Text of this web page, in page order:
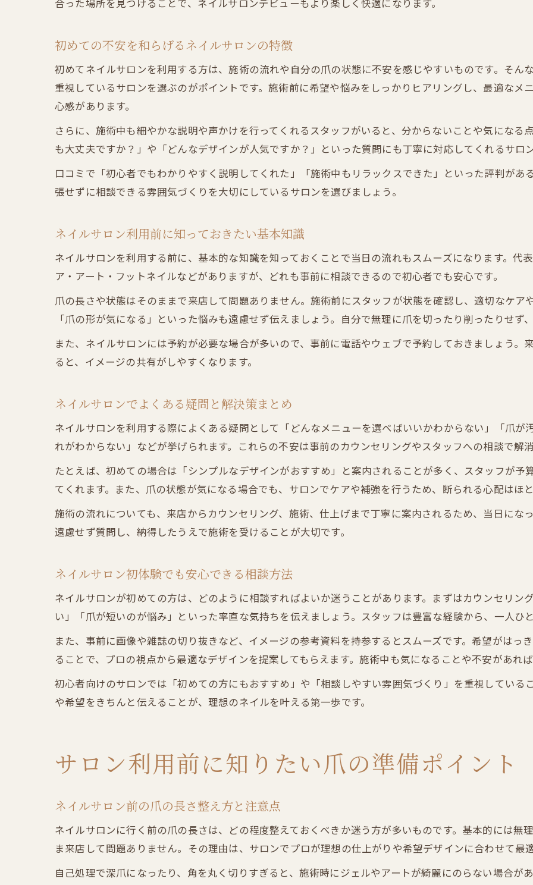
ネイルサロンの施術時間や注意点を紹介
ネイルサロンで爪の汚れが気になる場合の対応
ネイルサロン初めてで爪の状態が不安な方へ
ネイルサロンで爪の悩みを相談するポイント
自分に合うデザイン選びで満足度アップ
ネイルサロンで理想のデザインを伝えるコツ
ネイルサロン初めてのデザイン選びの基本
ネイルサロンで後悔しないデザイン選びの流れ
ネイルサロンの基本知識と初回の注意点
ネイルサロン初心者が知っておくべき基礎知識
ネイルサロン初回利用時の流れとマナー解説
ネイルサロンで失敗しないための注意事項とは
合った場所を見つけることで、ネイルサロンデビューもより楽しく快適になります。
初めての不安を和らげるネイルサロンの特徴
初めてネイルサロンを利用する方は、施術の流れや自分の爪の状態に不安を感じやすいものです。そん
重視しているサロンを選ぶのがポイントです。施術前に希望や悩みをしっかりヒアリングし、最適なメ
心感があります。
さらに、施術中も細やかな説明や声かけを行ってくれるスタッフがいると、分からないことや気になる
も大丈夫ですか？」や「どんなデザインが人気ですか？」といった質問にも丁寧に対応してくれるサロ
口コミで「初心者でもわかりやすく説明してくれた」「施術中もリラックスできた」といった評判があ
張せずに相談できる雰囲気づくりを大切にしているサロンを選びましょう。
ネイルサロン利用前に知っておきたい基本知識
ネイルサロンを利用する前に、基本的な知識を知っておくことで当日の流れもスムーズになります。代
ア・アート・フットネイルなどがありますが、どれも事前に相談できるので初心者でも安心です。
爪の長さや状態はそのままで来店して問題ありません。施術前にスタッフが状態を確認し、適切なケア
「爪の形が気になる」といった悩みも遠慮せず伝えましょう。自分で無理に爪を切ったり削ったりせず
また、ネイルサロンには予約が必要な場合が多いので、事前に電話やウェブで予約しておきましょう。
ると、イメージの共有がしやすくなります。
ネイルサロンでよくある疑問と解決策まとめ
ネイルサロンを利用する際によくある疑問として「どんなメニューを選べばいいかわからない」「爪
れがわからない」などが挙げられます。これらの不安は事前のカウンセリングやスタッフへの相談で解
たとえば、初めての場合は「シンプルなデザインがおすすめ」と案内されることが多く、スタッフが
てくれます。また、爪の状態が気になる場合でも、サロンでケアや補強を行うため、断られる心配はほ
施術の流れについても、来店からカウンセリング、施術、仕上げまで丁寧に案内されるため、当日にな
遠慮せず質問し、納得したうえで施術を受けることが大切です。
ネイルサロン初体験でも安心できる相談方法
ネイルサロンが初めての方は、どのように相談すればよいか迷うことがあります。まずはカウンセリン
い」「爪が短いのが悩み」といった率直な気持ちを伝えましょう。スタッフは豊富な経験から、一人ひ
また、事前に画像や雑誌の切り抜きなど、イメージの参考資料を持参するとスムーズです。希望がはっ
ることで、プロの視点から最適なデザインを提案してもらえます。施術中も気になることや不安があれ
初心者向けのサロンでは「初めての方にもおすすめ」や「相談しやすい雰囲気づくり」を重視している
や希望をきちんと伝えることが、理想のネイルを叶える第一歩です。
サロン利用前に知りたい爪の準備ポイント
ネイルサロン前の爪の長さ整え方と注意点
ネイルサロンに行く前の爪の長さは、どの程度整えておくべきか迷う方が多いものです。基本的には無
ま来店して問題ありません。その理由は、サロンでプロが理想の仕上がりや希望デザインに合わせて最
自己処理で深爪になったり、角を丸く切りすぎると、施術時にジェルやアートが綺麗にのらない場合が